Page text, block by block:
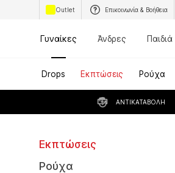
Outlet Επικοινωνία & Βοήθεια
Γυναίκες Άνδρες Παιδιά
Drops Εκπτώσεις Ρούχα
ΑΝΤΙΚΑΤΑΒΟΛΉ
Εκπτώσεις
Ρούχα